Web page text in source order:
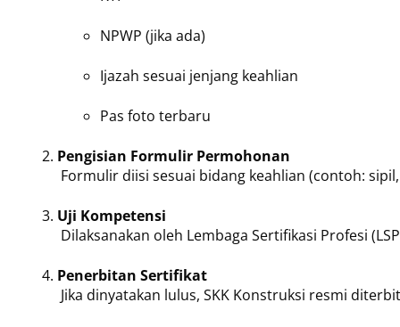
NPWP (jika ada)
Ijazah sesuai jenjang keahlian
Pas foto terbaru
Pengisian Formulir Permohonan
Formulir diisi sesuai bidang keahlian (contoh:
Uji Kompetensi
Dilaksanakan oleh Lembaga Sertifikasi Profesi
Penerbitan Sertifikat
Jika dinyatakan lulus, SKK Konstruksi resmi